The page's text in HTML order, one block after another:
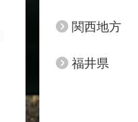
関西地方
福井県